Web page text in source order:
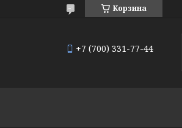
Корзина
+7 (700) 331-77-44